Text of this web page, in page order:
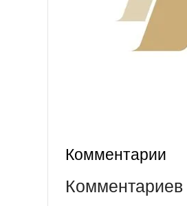
Комментарии
Комментариев